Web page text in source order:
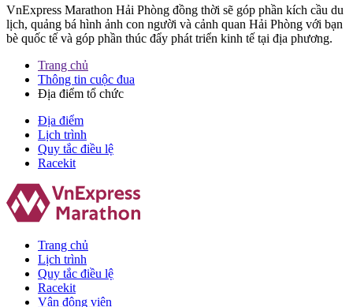
VnExpress Marathon Hải Phòng đồng thời sẽ góp phần kích cầu du
lịch, quảng bá hình ảnh con người và cảnh quan Hải Phòng với bạn
bè quốc tế và góp phần thúc đẩy phát triển kinh tế tại địa phương.
Trang chủ
Thông tin cuộc đua
Địa điểm tổ chức
Địa điểm
Lịch trình
Quy tắc điều lệ
Racekit
Trang chủ
Lịch trình
Quy tắc điều lệ
Racekit
Vận động viên